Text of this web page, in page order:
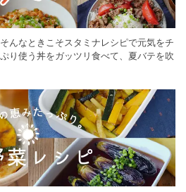
んなときこそスタミナレシピで元気をチ
り使う丼をガッツリ食べて、夏バテを吹